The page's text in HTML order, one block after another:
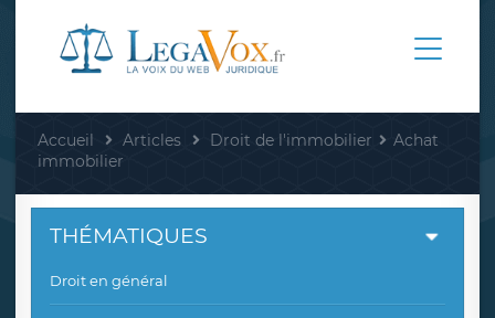
Accueil Articles Droit de l'immobilier
Achat
immobilier
THÉMATIQUES
Droit en général